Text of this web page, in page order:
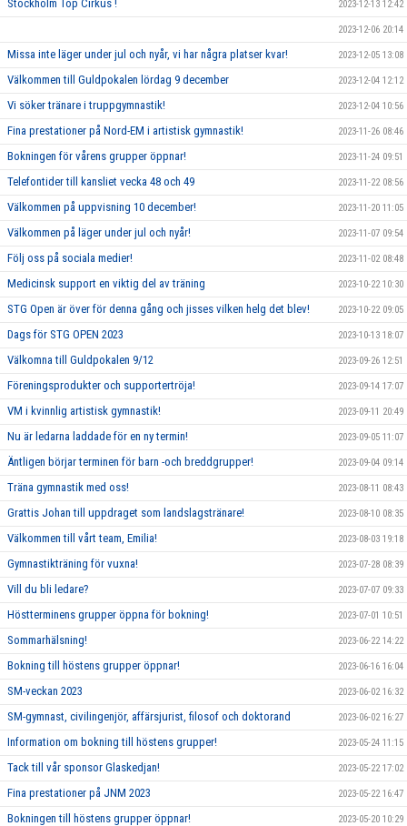
Stockholm Top Cirkus ! 2023-12-13 12:42
2023-12-06 20:14
Missa inte läger under jul och nyår, vi har några platser kvar! 2023-12-05 13:08
Välkommen till Guldpokalen lördag 9 december 2023-12-04 12:12
Vi söker tränare i truppgymnastik! 2023-12-04 10:56
Fina prestationer på Nord-EM i artistisk gymnastik! 2023-11-26 08:46
Bokningen för vårens grupper öppnar! 2023-11-24 09:51
Telefontider till kansliet vecka 48 och 49 2023-11-22 08:56
Välkommen på uppvisning 10 december! 2023-11-20 11:05
Välkommen på läger under jul och nyår! 2023-11-07 09:54
Följ oss på sociala medier! 2023-11-02 08:48
Medicinsk support en viktig del av träning 2023-10-22 10:30
STG Open är över för denna gång och jisses vilken helg det blev! 2023-10-22 09:05
Dags för STG OPEN 2023 2023-10-13 18:07
Välkomna till Guldpokalen 9/12 2023-09-26 12:51
Föreningsprodukter och supportertröja! 2023-09-14 17:07
VM i kvinnlig artistisk gymnastik! 2023-09-11 20:49
Nu är ledarna laddade för en ny termin! 2023-09-05 11:07
Äntligen börjar terminen för barn -och breddgrupper! 2023-09-04 09:14
Träna gymnastik med oss! 2023-08-11 08:43
Grattis Johan till uppdraget som landslagstränare! 2023-08-10 08:35
Välkommen till vårt team, Emilia! 2023-08-03 19:18
Gymnastikträning för vuxna! 2023-07-28 08:39
Vill du bli ledare? 2023-07-07 09:33
Höstterminens grupper öppna för bokning! 2023-07-01 10:51
Sommarhälsning! 2023-06-22 14:22
Bokning till höstens grupper öppnar! 2023-06-16 16:04
SM-veckan 2023 2023-06-02 16:32
SM-gymnast, civilingenjör, affärsjurist, filosof och doktorand 2023-06-02 16:27
Information om bokning till höstens grupper! 2023-05-24 11:15
Tack till vår sponsor Glaskedjan! 2023-05-22 17:02
Fina prestationer på JNM 2023 2023-05-22 16:47
Bokningen till höstens grupper öppnar! 2023-05-20 10:29